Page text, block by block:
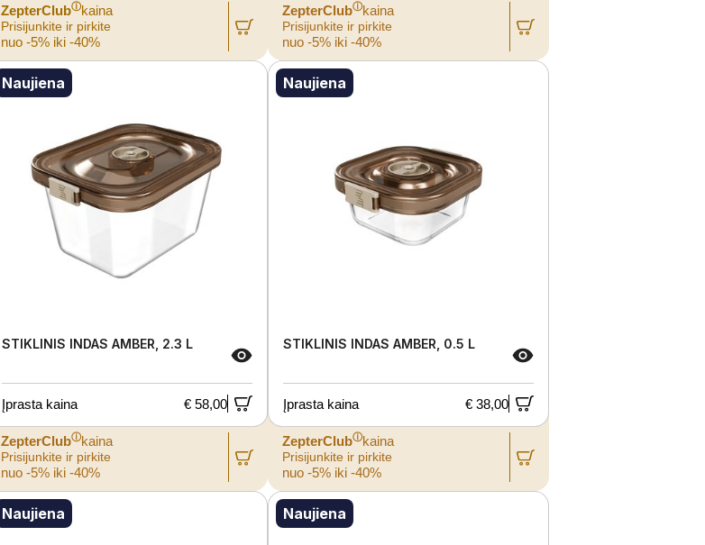
ZepterClubⓘkaina
Prisijunkite ir pirkite
nuo -5% iki -40%
ZepterClubⓘkaina
Prisijunkite ir pirkite
nuo -5% iki -40%
Naujiena
STIKLINIS INDAS AMBER, 2.3 L
Įprasta kaina € 58,00
ZepterClubⓘkaina
Prisijunkite ir pirkite
nuo -5% iki -40%
Naujiena
STIKLINIS INDAS AMBER, 0.5 L
Įprasta kaina € 38,00
ZepterClubⓘkaina
Prisijunkite ir pirkite
nuo -5% iki -40%
Naujiena Naujiena